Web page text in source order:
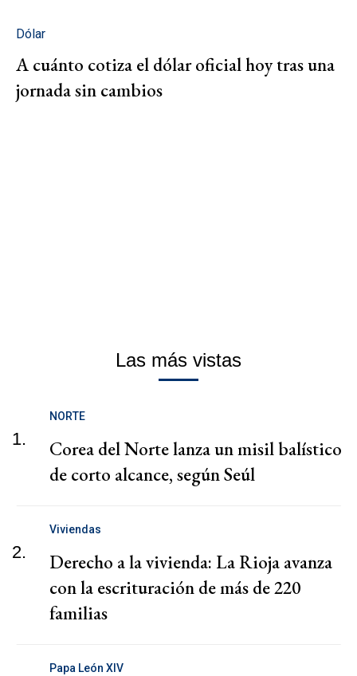
Dólar
A cuánto cotiza el dólar oficial hoy tras una
jornada sin cambios
Las más vistas
1.
NORTE
Corea del Norte lanza un misil balístico
de corto alcance, según Seúl
2.
Viviendas
Derecho a la vivienda: La Rioja avanza
con la escrituración de más de 220
familias
Papa León XIV